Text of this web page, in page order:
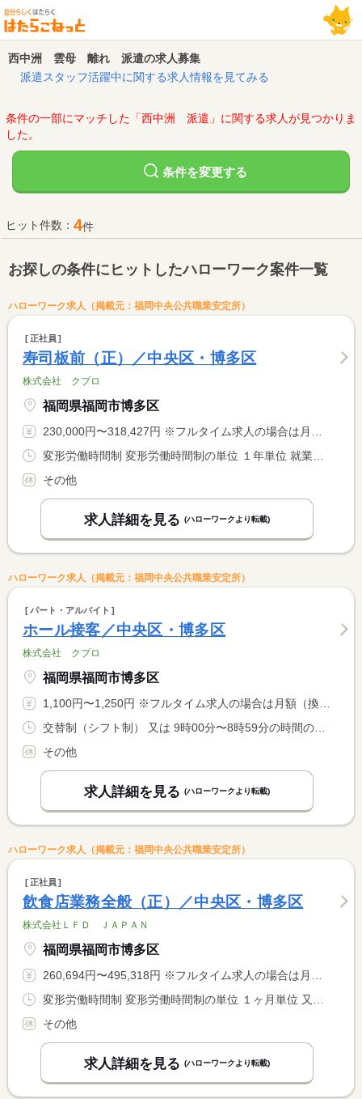
西中洲 雲母 離れ 派遣の求人募集
派遣スタッフ活躍中に関する求人情報を見てみる
条件の一部にマッチした「西中洲 派遣」に関する求人が見つかりま
した。
条件を変更する
ヒット件数： 4件
お探しの条件にヒットしたハローワーク案件一覧
ハローワーク求人（掲載元：福岡中央公共職業安定所）
正社員
寿司板前（正）／中央区・博多区
株式会社 クプロ
福岡県福岡市博多区
230,000円〜318,427円 ※フルタイム求人の場合は月額（換算額）、パート求人の場合は時間額を表示しています。
その他
求人詳細を見る (ハローワークより転載)
ハローワーク求人（掲載元：福岡中央公共職業安定所）
パート・アルバイト
ホール接客／中央区・博多区
株式会社 クプロ
福岡県福岡市博多区
1,100円〜1,250円 ※フルタイム求人の場合は月額（換算額）、パート求人の場合は時間額を表示しています。
その他
求人詳細を見る (ハローワークより転載)
ハローワーク求人（掲載元：福岡中央公共職業安定所）
正社員
飲食店業務全般（正）／中央区・博多区
株式会社ＬＦＤ ＪＡＰＡＮ
福岡県福岡市博多区
260,694円〜495,318円 ※フルタイム求人の場合は月額（換算額）、パート求人の場合は時間額を表示しています。
その他
求人詳細を見る (ハローワークより転載)